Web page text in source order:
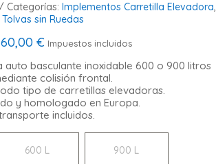
Categorías: Implementos Carretilla Elevadora,
Tolvas sin Ruedas
€Rango
precios:
desde
1.790,00 €
hasta
1.960,00 €
Impuestos incluidos
auto basculante inoxidable 600 o 900 litros
colisión frontal.
tipo de carretillas elevadoras.
y homologado en Europa.
incluidos.
600 L 900 L